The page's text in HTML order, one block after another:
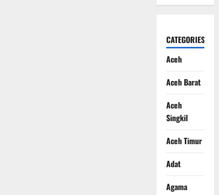
CATEGORIES
Aceh
Aceh Barat
Aceh
Singkil
Aceh Timur
Adat
Agama